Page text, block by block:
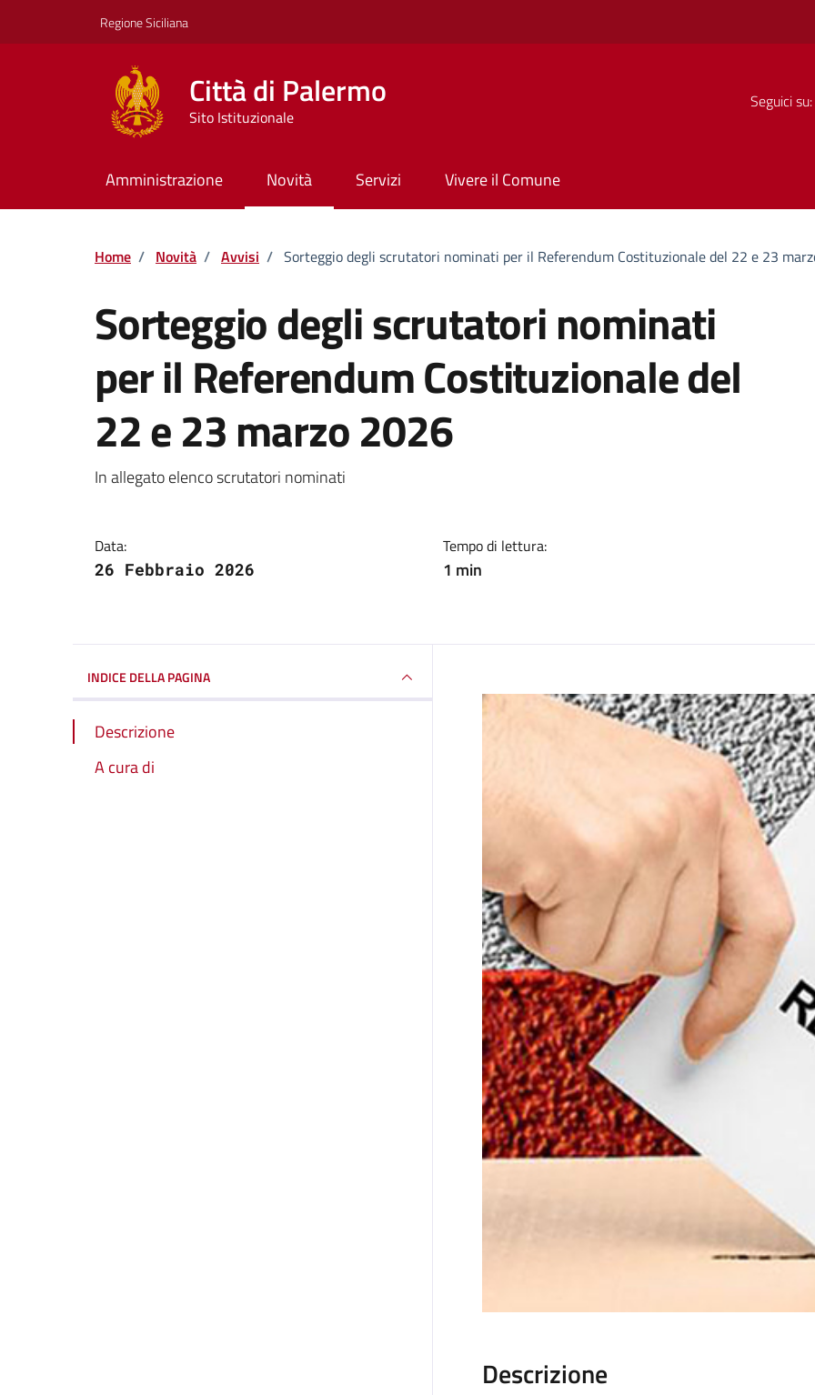
Regione Siciliana
Città di Palermo
Sito Istituzionale
Seguici su:
Amministrazione Novità Servizi Vivere il Comune
Home / Novità / Avvisi / Sorteggio degli scrutatori nominati per il Referendum Costituzionale del 22 e 23
Sorteggio degli scrutatori nominati
per il Referendum Costituzionale del
22 e 23 marzo 2026
Dettagli della notizia
In allegato elenco scrutatori nominati
Data:
26 Febbraio 2026
Tempo di lettura:
1 min
INDICE DELLA PAGINA
Descrizione
A cura di
Descrizione